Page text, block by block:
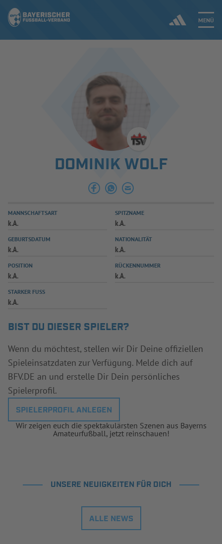
MENÜ
ERGEBNISSE & WETTBEWERBE
SPIELBETRIEB & VERBANDSLEBEN
AUSBILDUNG & FÖRDERUNG
SPIELPLUS
DOMINIK WOLF
MANNSCHAFTSART
k.A.
SPITZNAME
k.A.
GEBURTSDATUM
k.A.
NATIONALITÄT
k.A.
POSITION
k.A.
RÜCKENNUMMER
k.A.
STARKER FUSS
k.A.
BIST DU DIESER SPIELER?
Wenn du möchtest, stellen wir Dir Deine offiziellen
Spieleinsatzdaten zur Verfügung. Melde dich auf
BFV.DE an und erstelle Dir Dein persönliches
Spielerprofil.
SPIELERPROFIL ANLEGEN
Wir zeigen euch die spektakulärsten Szenen aus Bayerns
Amateurfußball, jetzt reinschauen!
UNSERE NEUIGKEITEN FÜR DICH
ALLE NEWS